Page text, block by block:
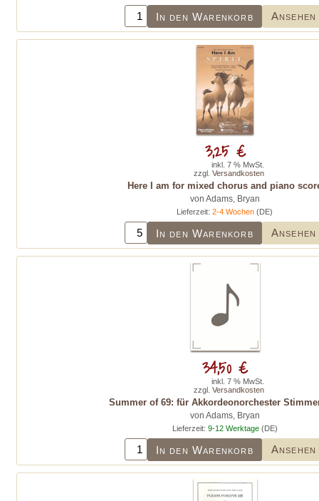
In den Warenkorb Ansehen
Here I am for mixed chorus and piano
von Adams, Bryan
Lieferzeit:2-4 Wochen (DE)
In den Warenkorb Ansehen
3,25 €
inkl. 7 % MwSt.
zzgl. Versandkosten
Summer of 69: für Akkordeonorchester
von Adams, Bryan
Lieferzeit: 9-12 Werktage (DE)
In den Warenkorb Ansehen
34,50 €
inkl. 7 % MwSt.
zzgl. Versandkosten